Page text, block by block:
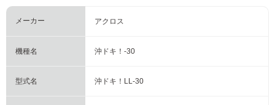
メーカー アクロス
機種名 沖ドキ！-30
型式名 沖ドキ！LL-30